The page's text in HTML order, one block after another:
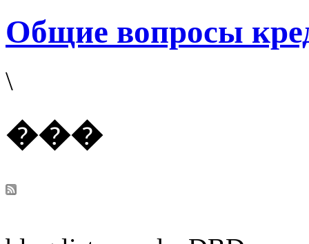
Общие вопросы
\
���